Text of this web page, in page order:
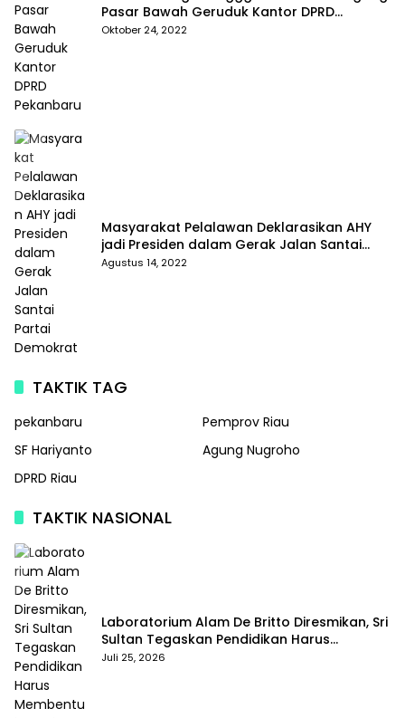
Pasar Bawah Geruduk Kantor DPRD
Pekanbaru
Oktober 24, 2022
Masyarakat Pelalawan Deklarasikan AHY
jadi Presiden dalam Gerak Jalan Santai
Partai Demokrat
Agustus 14, 2022
TAKTIK TAG
pekanbaru
Pemprov Riau
SF Hariyanto
Agung Nugroho
DPRD Riau
TAKTIK NASIONAL
Laboratorium Alam De Britto Diresmikan, Sri
Sultan Tegaskan Pendidikan Harus
Membentuk Karakter
Juli 25, 2026